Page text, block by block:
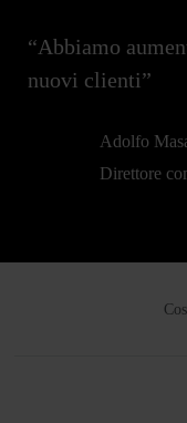
“Abbiamo
nuovi clienti”
Adolfo
Direttore